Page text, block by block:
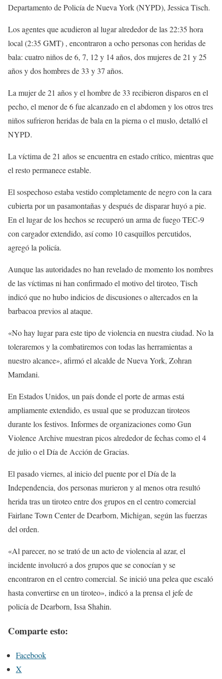
Departamento de Policía de Nueva York (NYPD), Jessica Tisch.
Los agentes que acudieron al lugar alrededor de las 22:35 hora
local (2:35 GMT) , encontraron a ocho personas con heridas de
bala: cuatro niños de 6, 7, 12 y 14 años, dos mujeres de 21 y 25
años y dos hombres de 33 y 37 años.
La mujer de 21 años y el hombre de 33 recibieron disparos en el
pecho, el menor de 6 fue alcanzado en el abdomen y los otros tres
niños sufrieron heridas de bala en la pierna o el muslo, detalló el
NYPD.
La víctima de 21 años se encuentra en estado crítico, mientras que
el resto permanece estable.
El sospechoso estaba vestido completamente de negro con la cara
cubierta por un pasamontañas y después de disparar huyó a pie.
En el lugar de los hechos se recuperó un arma de fuego TEC-9
con cargador extendido, así como 10 casquillos percutidos,
agregó la policía.
Aunque las autoridades no han revelado de momento los nombres
de las víctimas ni han confirmado el motivo del tiroteo, Tisch
indicó que no hubo indicios de discusiones o altercados en la
barbacoa previos al ataque.
«No hay lugar para este tipo de violencia en nuestra ciudad. No la
toleraremos y la combatiremos con todas las herramientas a
nuestro alcance», afirmó el alcalde de Nueva York, Zohran
Mamdani.
En Estados Unidos, un país donde el porte de armas está
ampliamente extendido, es usual que se produzcan tiroteos
durante los festivos. Informes de organizaciones como Gun
Violence Archive muestran picos alrededor de fechas como el 4
de julio o el Día de Acción de Gracias.
El pasado viernes, al inicio del puente por el Día de la
Independencia, dos personas murieron y al menos otra resultó
herida tras un tiroteo entre dos grupos en el centro comercial
Fairlane Town Center de Dearborn, Michigan, según las fuerzas
del orden.
«Al parecer, no se trató de un acto de violencia al azar, el
incidente involucró a dos grupos que se conocían y se
encontraron en el centro comercial. Se inició una pelea que escaló
hasta convertirse en un tiroteo», indicó a la prensa el jefe de
policía de Dearborn, Issa Shahin.
Comparte esto:
Facebook
X